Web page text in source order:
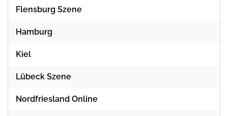
Flensburg Szene
Hamburg
Kiel
Lübeck Szene
Nordfriesland Online